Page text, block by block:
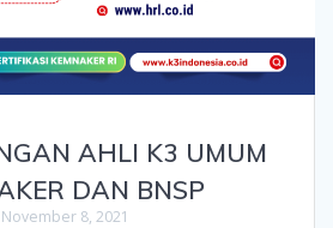
AHLI K3 UMUM
DAN BNSP
November 8, 2021